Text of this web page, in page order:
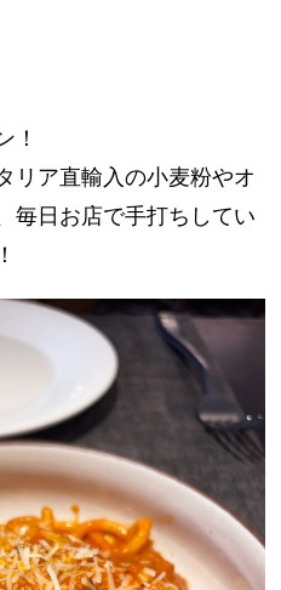
！
リア直輸入の小麦粉やオ
毎日お店で手打ちしてい